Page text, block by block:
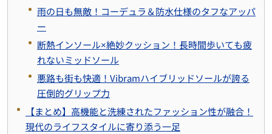
雨の日も無敵！コーデュラ＆防水仕様のタフなアッパ
ー
断熱インソール×絶妙クッション！長時間歩いても疲
れないミッドソール
悪路も街も快適！Vibramハイブリッドソールが誇る
圧倒的グリップ力
【まとめ】高機能と洗練されたファッション性が融合！
現代のライフスタイルに寄り添う一足